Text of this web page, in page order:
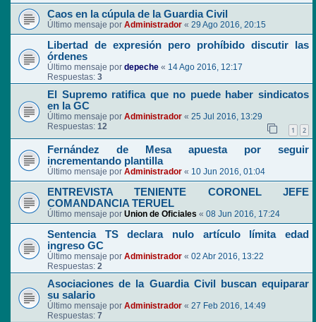
Caos en la cúpula de la Guardia Civil
Último mensaje por Administrador « 29 Ago 2016, 20:15
Libertad de expresión pero prohíbido discutir las
órdenes
Último mensaje por depeche « 14 Ago 2016, 12:17
Respuestas: 3
El Supremo ratifica que no puede haber sindicatos
en la GC
Último mensaje por Administrador « 25 Jul 2016, 13:29
Respuestas: 12 1 2
Fernández de Mesa apuesta por seguir
incrementando plantilla
Último mensaje por Administrador « 10 Jun 2016, 01:04
ENTREVISTA TENIENTE CORONEL JEFE
COMANDANCIA TERUEL
Último mensaje por Union de Oficiales « 08 Jun 2016, 17:24
Sentencia TS declara nulo artículo límita edad
ingreso GC
Último mensaje por Administrador « 02 Abr 2016, 13:22
Respuestas: 2
Asociaciones de la Guardia Civil buscan equiparar
su salario
Último mensaje por Administrador « 27 Feb 2016, 14:49
Respuestas: 7